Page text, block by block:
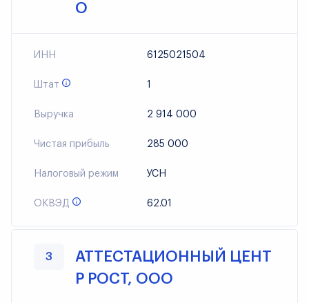
О
ИНН 6125021504
Штат 1
Выручка 2 914 000
Чистая прибыль 285 000
Налоговый режим УСН
ОКВЭД 62.01
3
АТТЕСТАЦИОННЫЙ ЦЕНТ
Р РОСТ, ООО